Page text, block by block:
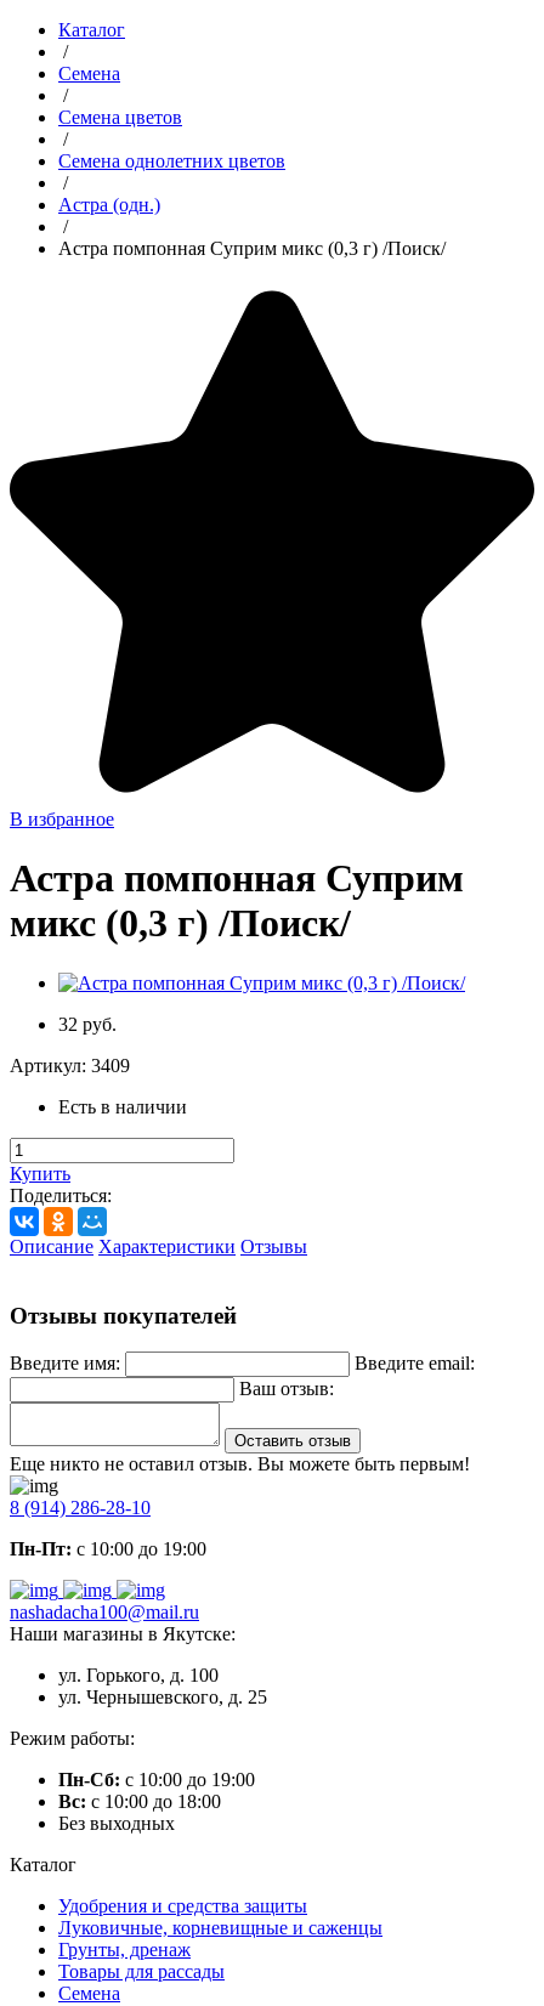
Каталог
/
Семена
/
Семена цветов
/
Семена однолетних цветов
/
Астра (одн.)
/
Астра помпонная Суприм микс (0,3 г) /Поиск/
В избранное
Астра помпонная Суприм
микс (0,3 г) /Поиск/
32 руб.
Артикул: 3409
Есть в наличии
Купить
Поделиться:
Описание Характеристики Отзывы
Отзывы покупателей
Введите имя:
Введите email:
Ваш отзыв:
Оставить отзыв
Еще никто не оставил отзыв. Вы можете быть первым!
8 (914) 286-28-10
Пн-Пт: с 10:00 до 19:00
nashadacha100@mail.ru
Наши магазины в Якутске:
ул. Горького, д. 100
ул. Чернышевского, д. 25
Режим работы:
Пн-Сб: с 10:00 до 19:00
Вс: с 10:00 до 18:00
Без выходных
Каталог
Удобрения и средства защиты
Луковичные, корневищные и саженцы
Грунты, дренаж
Товары для рассады
Семена